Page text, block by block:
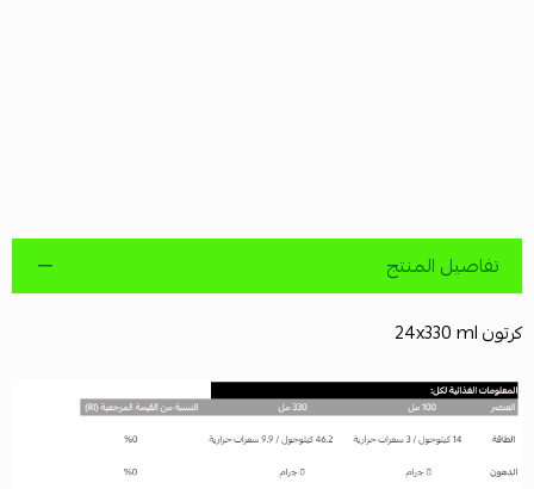
تفاصيل المنتج
كرتون 24x330 ml